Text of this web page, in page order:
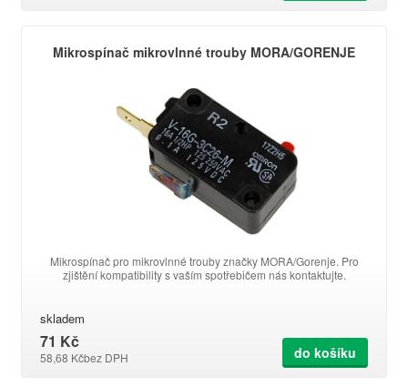
Mikrospínač mikrovlnné trouby MORA/GORENJE
Mikrospínač pro mikrovlnné trouby značky MORA/Gorenje. Pro
zjištění kompatibility s vaším spotřebičem nás kontaktujte.
skladem
71 Kč
58,68 Kčbez DPH do košíku